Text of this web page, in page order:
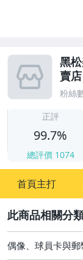
黑
賣店
粉絲
正評
99.7%
總評價 1074
首頁主打
成人專區
玩具、模型與公仔
偶像、球員卡與郵